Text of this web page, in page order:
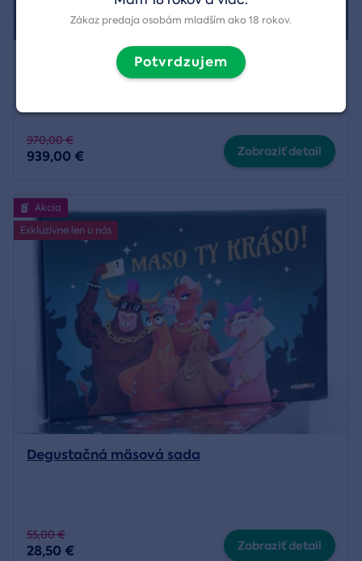
Let stíhačkou L-29
,Žilinaa2 ďalší
970,00 €
939,00 € Zobraziť detail
Akcia
Exkluzívne len u nás
Degustačná mäsová sada
55,00 €
28,50 € Zobraziť detail
Zákaz predaja osobám mladším ako 18 rokov.
Potvrdzujem